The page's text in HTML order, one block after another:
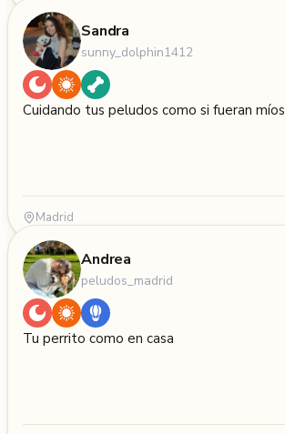
Sandra
sunny_dolphin1412
Cuidando tus peludos como si fueran míos
Madrid
Andrea
peludos_madrid
Tu perrito como en casa